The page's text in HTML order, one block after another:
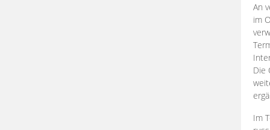
An
im
Die
Im